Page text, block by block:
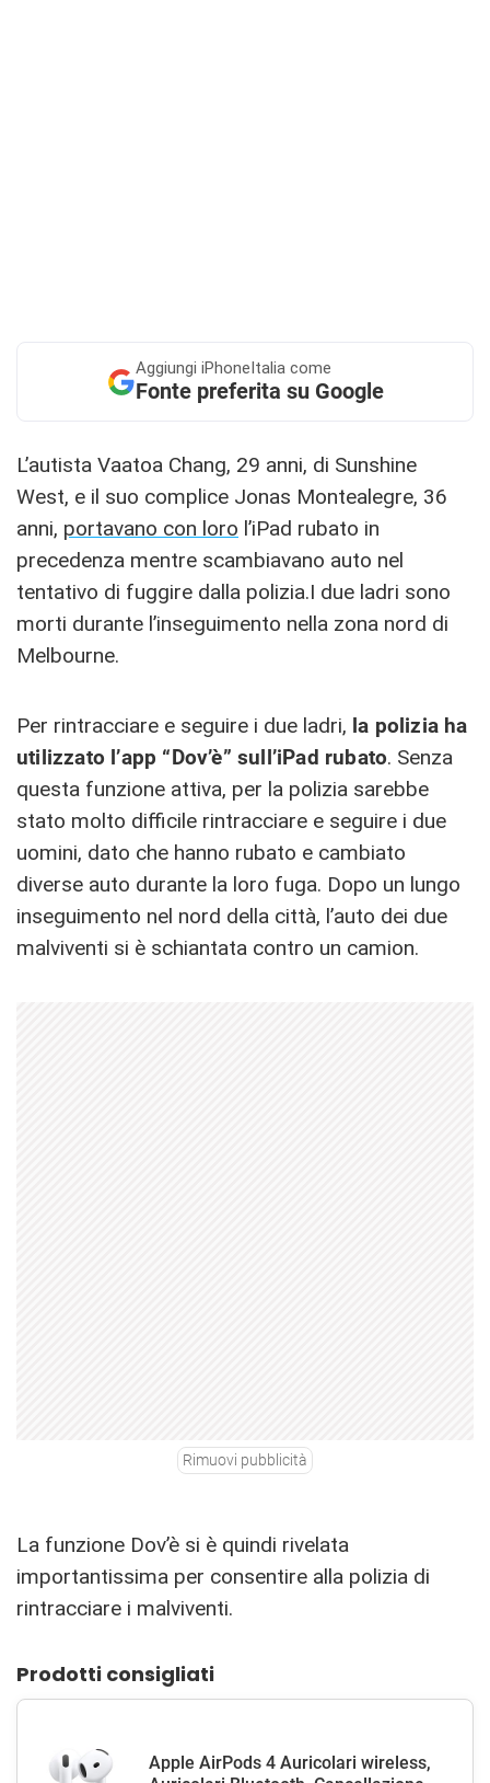
Aggiungi iPhoneItalia come
Fonte preferita su Google
L’autista Vaatoa Chang, 29 anni, di Sunshine
West, e il suo complice Jonas Montealegre, 36
anni, portavano con loro l’iPad rubato in
precedenza mentre scambiavano auto nel
tentativo di fuggire dalla polizia.I due ladri sono
morti durante l’inseguimento nella zona nord di
Melbourne.
Per rintracciare e seguire i due ladri, la polizia ha
utilizzato l’app “Dov’è” sull’iPad rubato. Senza
questa funzione attiva, per la polizia sarebbe
stato molto difficile rintracciare e seguire i due
uomini, dato che hanno rubato e cambiato
diverse auto durante la loro fuga. Dopo un lungo
inseguimento nel nord della città, l’auto dei due
malviventi si è schiantata contro un camion.
Rimuovi pubblicità
La funzione Dov’è si è quindi rivelata
importantissima per consentire alla polizia di
rintracciare i malviventi.
Prodotti consigliati
Apple AirPods 4 Auricolari wireless,